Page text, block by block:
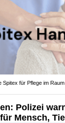
Spitex für Pflege im
Polizei
Mensch,